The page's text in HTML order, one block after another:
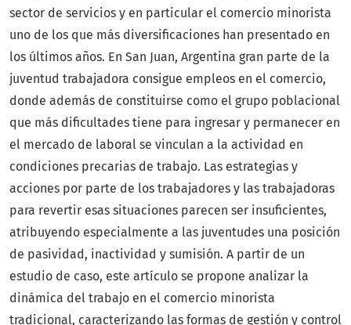
sector de servicios y en particular el comercio minorista
uno de los que más diversificaciones han presentado en
los últimos años. En San Juan, Argentina gran parte de la
juventud trabajadora consigue empleos en el comercio,
donde además de constituirse como el grupo poblacional
que más dificultades tiene para ingresar y permanecer en
el mercado de laboral se vinculan a la actividad en
condiciones precarias de trabajo. Las estrategias y
acciones por parte de los trabajadores y las trabajadoras
para revertir esas situaciones parecen ser insuficientes,
atribuyendo especialmente a las juventudes una posición
de pasividad, inactividad y sumisión. A partir de un
estudio de caso, este artículo se propone analizar la
dinámica del trabajo en el comercio minorista
tradicional, caracterizando las formas de gestión y control